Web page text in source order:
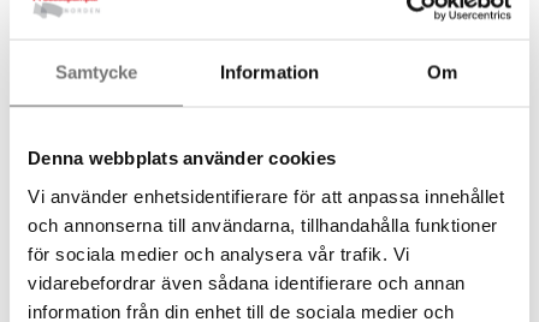
Samtycke Information Om
Denna webbplats använder cookies
Vi använder enhetsidentifierare för att anpassa innehållet
och annonserna till användarna, tillhandahålla funktioner
för sociala medier och analysera vår trafik. Vi
vidarebefordrar även sådana identifierare och annan
information från din enhet till de sociala medier och
Ditt projekt,
vårt fokus
Låt oss träffas på dina villkor